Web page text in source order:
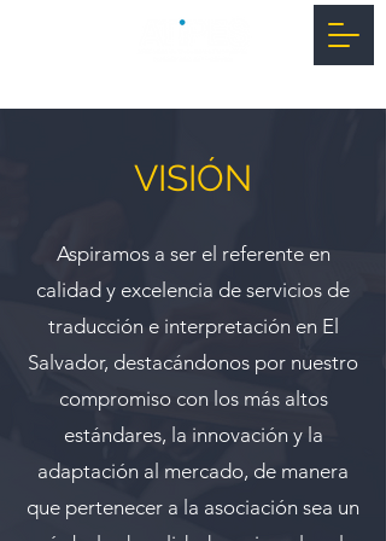
VISIÓN
​Aspiramos a ser el referente en
calidad y excelencia de servicios de
traducción e interpretación en El
Salvador, destacándonos por nuestro
compromiso con los más altos
estándares, la innovación y la
adaptación al mercado, de manera
que pertenecer a la asociación sea un